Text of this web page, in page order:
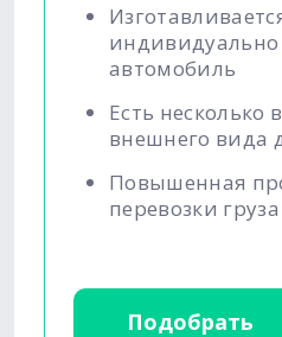
автомобиль
Есть несколько
внешнего вида
Повышенная
перевозки
Подобрать